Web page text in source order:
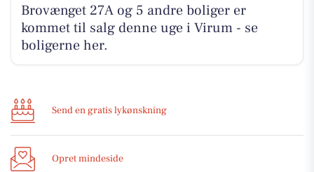
Brovænget 27A og 5 andre boliger er
kommet til salg denne uge i Virum - se
boligerne her.
Send en gratis lykønskning
Opret mindeside